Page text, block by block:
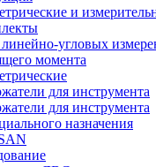
и
угловых
момента
для инструмента
для инструмента
назначения